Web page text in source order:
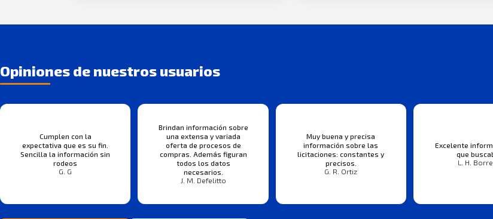
Opiniones de nuestros usuarios
Cumplen con la
expectativa que es su fin.
Sencilla la información sin
rodeos
G. G
Brindan información sobre
una extensa y variada
oferta de procesos de
compras. Además figuran
todos los datos
necesarios.
J. M. Defelitto
Muy buena y precisa
información sobre las
licitaciones: constantes y
precisos.
G. R. Ortiz
Excelente
que
L. H.